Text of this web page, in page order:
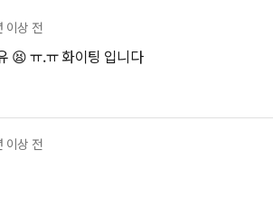
이상 전
😫 ㅠ.ㅠ 화이팅 입니다
이상 전